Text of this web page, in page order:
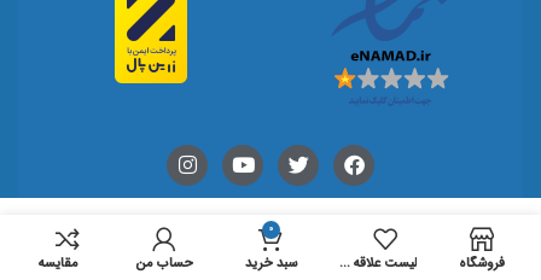
فروشگاه لیست علاقه مندی ها
0
سبد خرید حساب من مقايسه